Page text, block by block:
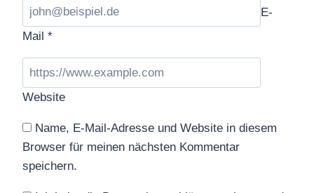
E-
Mail *
Website
Name, E-Mail-Adresse und Website in diesem
Browser für meinen nächsten Kommentar
speichern.